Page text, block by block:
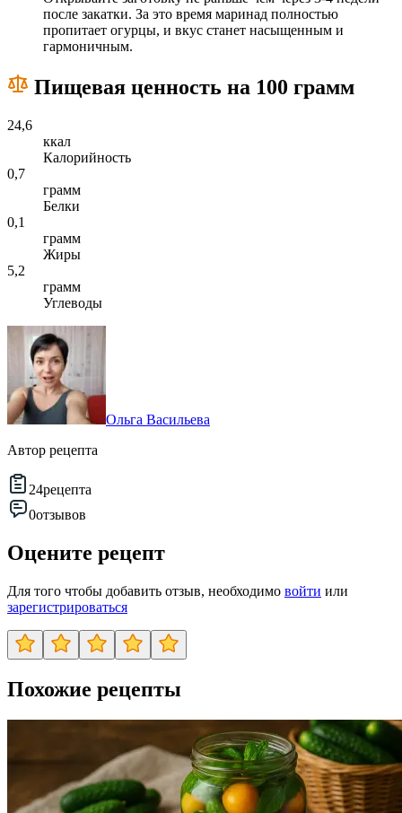
после закатки. За это время маринад полностью
пропитает огурцы, и вкус станет насыщенным и
гармоничным.
Пищевая ценность на 100 грамм
24,6
ккал
Калорийность
0,7
грамм
Белки
0,1
грамм
Жиры
5,2
грамм
Углеводы
Ольга Васильева
Автор рецепта
24рецепта
0отзывов
Оцените рецепт
Для того чтобы добавить отзыв, необходимо войти или
зарегистрироваться
Похожие рецепты